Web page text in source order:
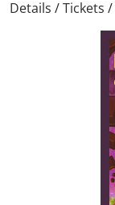
Details /Tickets /